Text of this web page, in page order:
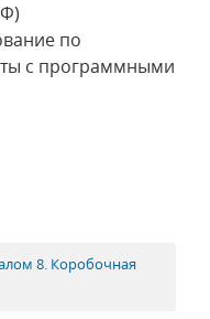
по
с программными
8. Коробочная